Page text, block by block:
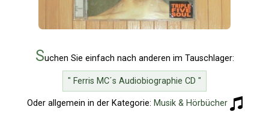
Suchen Sie einfach nach anderen im Tauschlager:
" Ferris MC´s Audiobiographie CD "
Oder allgemein in der Kategorie: Musik & Hörbücher